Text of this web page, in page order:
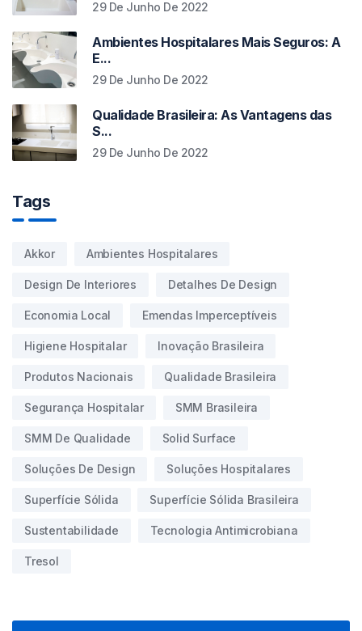
29 De Junho De 2022
Ambientes Hospitalares Mais Seguros: A
E...
29 De Junho De 2022
Qualidade Brasileira: As Vantagens das
S...
29 De Junho De 2022
Tags
Akkor Ambientes Hospitalares
Design De Interiores Detalhes De Design
Economia Local Emendas Imperceptíveis
Higiene Hospitalar Inovação Brasileira
Produtos Nacionais Qualidade Brasileira
Segurança Hospitalar SMM Brasileira
SMM De Qualidade Solid Surface
Soluções De Design Soluções Hospitalares
Superfície Sólida Superfície Sólida Brasileira
Sustentabilidade Tecnologia Antimicrobiana
Tresol